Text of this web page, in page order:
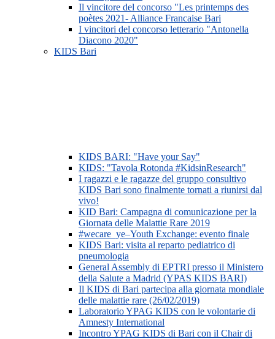
Il vincitore del concorso "Les printemps des
poètes 2021- Alliance Francaise Bari
I vincitori del concorso letterario "Antonella
Diacono 2020"
KIDS Bari
KIDS BARI: "Have your Say"
KIDS: "Tavola Rotonda #KidsinResearch"
I ragazzi e le ragazze del gruppo consultivo
KIDS Bari sono finalmente tornati a riunirsi dal
vivo!
KID Bari: Campagna di comunicazione per la
Giornata delle Malattie Rare 2019
#wecare_ye–Youth Exchange: evento finale
KIDS Bari: visita al reparto pediatrico di
pneumologia
General Assembly di EPTRI presso il Ministero
della Salute a Madrid (YPAS KIDS BARI)
Il KIDS di Bari partecipa alla giornata mondiale
delle malattie rare (26/02/2019)
Laboratorio YPAG KIDS con le volontarie di
Amnesty International
Incontro YPAG KIDS di Bari con il Chair di